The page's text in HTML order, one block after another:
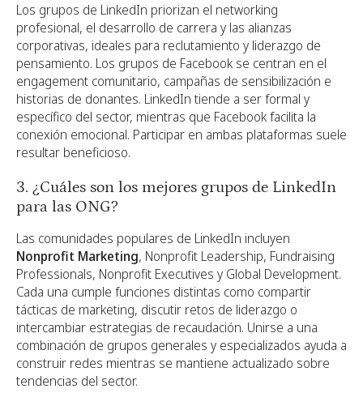
Los grupos de LinkedIn priorizan el networking
profesional, el desarrollo de carrera y las alianzas
corporativas, ideales para reclutamiento y liderazgo de
pensamiento. Los grupos de Facebook se centran en el
engagement comunitario, campañas de sensibilización e
historias de donantes. LinkedIn tiende a ser formal y
específico del sector, mientras que Facebook facilita la
conexión emocional. Participar en ambas plataformas suele
resultar beneficioso.
3. ¿Cuáles son los mejores grupos de LinkedIn
para las ONG?
Las comunidades populares de LinkedIn incluyen
Nonprofit Marketing, Nonprofit Leadership, Fundraising
Professionals, Nonprofit Executives y Global Development.
Cada una cumple funciones distintas como compartir
tácticas de marketing, discutir retos de liderazgo o
intercambiar estrategias de recaudación. Unirse a una
combinación de grupos generales y especializados ayuda a
construir redes mientras se mantiene actualizado sobre
tendencias del sector.